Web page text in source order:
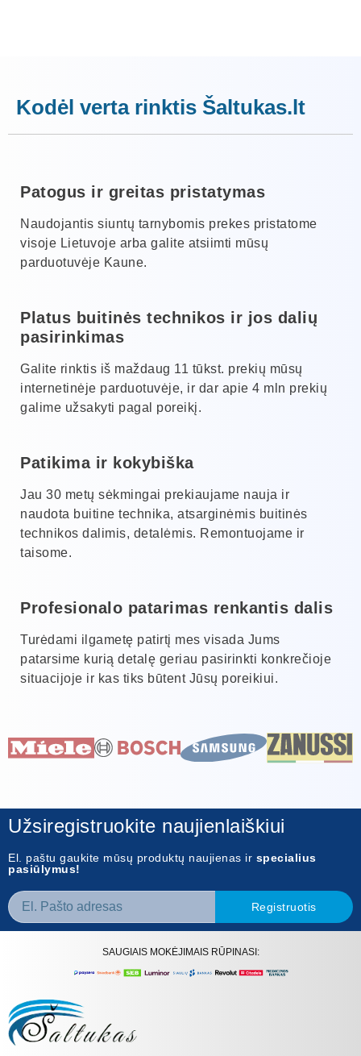
Kodėl verta rinktis Šaltukas.lt
Patogus ir greitas pristatymas
Naudojantis siuntų tarnybomis prekes pristatome
visoje Lietuvoje arba galite atsiimti mūsų
parduotuvėje Kaune.
Platus buitinės technikos ir jos dalių
pasirinkimas
Galite rinktis iš maždaug 11 tūkst. prekių mūsų
internetinėje parduotuvėje, ir dar apie 4 mln prekių
galime užsakyti pagal poreikį.
Patikima ir kokybiška
Jau 30 metų sėkmingai prekiaujame nauja ir
naudota buitine technika, atsarginėmis buitinės
technikos dalimis, detalėmis. Remontuojame ir
taisome.
Profesionalo patarimas renkantis dalis
Turėdami ilgametę patirtį mes visada Jums
patarsime kurią detalę geriau pasirinkti konkrečioje
situacijoje ir kas tiks būtent Jūsų poreikiui.
Užsiregistruokite naujienlaiškiui
El. paštu gaukite mūsų produktų naujienas ir specialius
pasiūlymus!
Registruotis
SAUGIAIS MOKĖJIMAIS RŪPINASI: